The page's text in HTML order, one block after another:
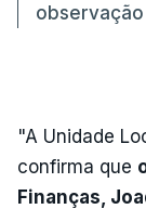
observação
"A Unidade
confirma que
Finanças,